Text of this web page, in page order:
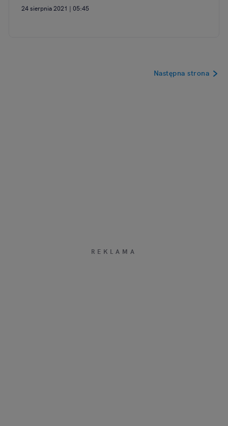
24 sierpnia 2021 | 05:45
Następna strona